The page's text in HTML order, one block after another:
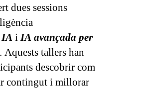
dues sessions
IA iIA avançada per
. Aquests tallers han
descobrir com
contingut i millorar